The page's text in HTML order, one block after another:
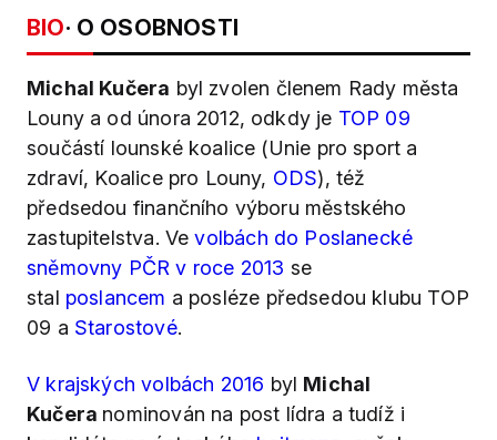
BIO· O OSOBNOSTI
Michal Kučera byl zvolen členem Rady města
Louny a od února 2012, odkdy je TOP 09
součástí lounské koalice (Unie pro sport a
zdraví, Koalice pro Louny, ODS), též
předsedou finančního výboru městského
zastupitelstva. Vevolbách do Poslanecké
sněmovny PČR v roce 2013 se
stal poslancem a posléze předsedou klubu TOP
09 a Starostové.
V krajských volbách 2016 byl Michal
Kučera nominován na post lídra a tudíž i